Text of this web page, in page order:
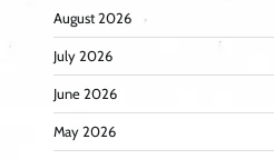
August 2026
July 2026
June 2026
May 2026